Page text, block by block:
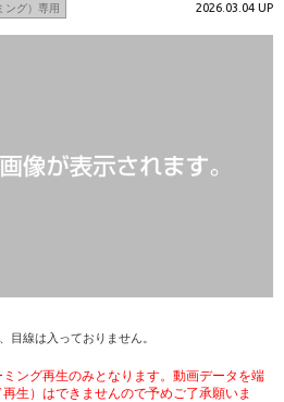
ング）専用 2026.03.04 UP
目線は入っておりません。
ング再生のみとなります。動画データを端
生）はできませんので予めご了承願いま